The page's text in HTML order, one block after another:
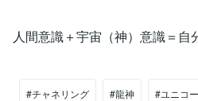
人間意識＋宇宙（神）意識＝自
#チャネリング #龍神 #ユニコ